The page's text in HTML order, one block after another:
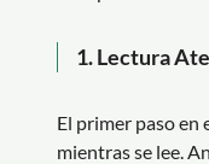
1.Lectura
El primer paso en
mientras se lee.